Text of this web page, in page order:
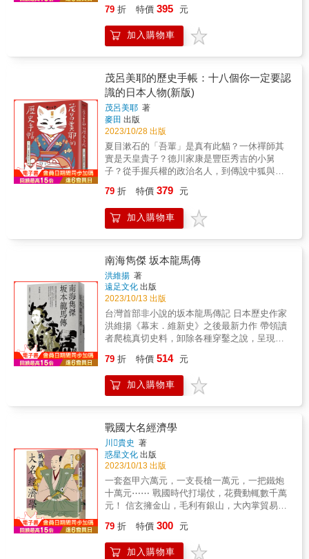
了作為令人畏懼和厭惡的對象，也逐漸成為一
種娛樂的題材。不僅出現在小說、繪卷等媒
介，近代的報章雜誌也時常刊登與鬼有關的新
的心態看待鬼怪。 & 鬼怪史相當有趣，作者期
許，藉由觀察這些黑歷史，可以從中學到教
訓，並化為未來的成長。 & 好評推薦 & 歷史作
家｜謝金魚 龍貓大王通信 就算知道了也對人生
沒有幫助的日本小知識 版主｜梅用知世 （依
來函為序） &
解，體會這個激烈的時代。
香港什麼啟示？ 以日本戰後的民主化運動、六
○年代安保鬥爭、學生運動、反戰運動，即所謂
的「新左運動」為中心，總覽五○到七○年代的
式」的思想軌跡出發，試圖探索「公民力量」
的泉源究竟是什麼。 台灣太陽花運動蜂起以
後，日本的台灣研究學界開始重新關注社會運
動的力量，曾經特地邀請台灣中研院社會所的
吳介民和林宗弘，前往發表與太陽花運動及中
國因素相關的論文。日本的台灣研究權威若林
正丈曾說，太陽花運動是一場很「幸運」的運
動。究竟，在這些曾經經歷安保鬥爭年代的學
者眼中，太陽花何以「幸運」？而日本歷史上
最大的一波學生運動又何以「不幸」？現今日
記憶，又在日本人的心中留下了什麼？對台灣
而言，日本這場「不幸」的學生運動，以及日
本現今普遍去政治化的消費社會，對台灣而言
惕。 *** 本書中文版第一次出版是在台灣社會經
歷了太陽花洗禮之後的2018年，一年後香港便
爆發了規模一次比一次大、最高達到兩百萬人
上街頭爭取民主的反送中運動。雖然民主派在
2019年年底的區議會選舉大獲全勝，但隨即而
來的COVID-19疫情使得上街變得困難，港版國
安法的通過更形同一道緊箍咒，導致許多參與
中共當局更是直接沒收2020年的香港立法會選
舉。到了2024年3月23日，針對基本法第23條
立法的《維護國家安全條例》正式刊憲生效。
往後港府與中央除了可以援引《國安法》規範
外，更可以利用《維護國家安全條例》所規定
的「叛國、叛亂，煽動叛亂、竊取國家機密，
間諜行為、破壞活動及境外干預」等罪名處以
最高終身監禁的處罰。 本書的第二次出版既是
回顧過去也是展望未來。 在台灣以民主程序重
新選出新任總統的2024年，有必要回顧十年前
太陽花運動如何以違法的佔領行動迫使國會擱
置飽受爭議的服貿協議，也有必要回顧同一年
稍晚的「用愛與和平佔領中環」為何會失敗，
港警察對抗的反送中運動為何會失敗。一個試
79 折 特價 395 元
加入購物車
茂呂美耶的歷史手帳：十八個你一定要認
識的日本人物(新版)
茂呂美耶 著
麥田 出版
2023/10/28 出版
夏目漱石的「吾輩」是真有此貓？一休禪師其
實是天皇貴子？德川家康是豐臣秀吉的小舅
子？從手握兵權的政治名人，到傳說中狐與人
本歷史手帳裡！生活軼事，是歷史洪流中的小
亮點歷史的建構，從來就不只是戰爭、殺戮和
侵略，亦是所有人物當下存在的證明；當歷史
初心，橫跨不同領域，聚焦文人、專業人士、
政治名人到異人的故事，走進當代的日常，用
不同視野認識日本文化、歷史與社會演進。精
選日本史上不可不知的經典人物◆活著是為了
體驗苦惱，但我不願意孤單死去太宰治一生中
有數次了結生命的念頭，追求文學成就的不順
遂，最終使他成為藥物中毒患者，此時他遇到
山崎富榮，在痛苦的生活中揮毫寫下《人間失
格》，為何在作品完成後，選擇與山崎富榮投
最後一次相會，你願意為我泡一杯茶嗎？茶道
之祖千利休，奠定了茶道根基，令茶道廣泛普
及至今，但除了茶人的形象，他在當代亦是參
研茶事、品茗的千利休，為何能夠把持大權？
最後又是因為什麼原因，使得豐臣秀吉命令他
切腹自殺？◆貞子飛到美國繼續作祟，長南年
惠留下勝訴紀錄爬出電視的貞子曾經是多少人
童年的夢魘，其母親一角的原型人物就是御船
千鶴子，她具有透視人體的能力，卻因輿論的
中傷與毀謗而自殺；反之身為女巫的長南年惠
錄了八項常人難及現象？◆幕前幕後均是一流
導演，大動干戈硬要尋找愛貓做為日本第一個
統一天下的人，豐臣秀吉的威嚴不在話下，但
79 折 特價 379 元
加入購物車
南海雋傑 坂本龍馬傳
洪維揚 著
遠足文化 出版
2023/10/13 出版
台灣首部非小說的坂本龍馬傳記 日本歷史作家
洪維揚《幕末．維新史》之後最新力作 帶領讀
者爬梳真切史料，卸除各種穿鑿之說，呈現真
推波助瀾之下，坂本龍馬堪稱日本近代史上最
具知名度的人物之一。說起維新，坂本龍馬在
台灣也是最常被提及的人物，薩長同盟、龜山
響亮，經常出現在流行文化之中，真實的龍馬
反而因為這些傳述與宣揚，身影逐漸模糊甚而
失真。 此外，不少關於龍馬的創作都已有些時
日，譬如司馬遼太郎的《龍馬行》發行超過六
十年，近數十年來關於幕末與龍馬的史料與研
究陸續推新，某些關於龍馬傳述許久的說法，
亟待讀者重新認識，像是薩長同盟真為龍馬一
人所力促而成？船中八策真的存在？ 本書作者
透過龍馬留下的書信、前人的考證成果，以及
記。或許，真實的龍馬少了那些戲劇性增添的
79 折 特價 514 元
加入購物車
戰國大名經濟學
川貴史 著
惑星文化 出版
2023/10/13 出版
一套盔甲六萬元，一支長槍一萬元，一把鐵炮
十萬元⋯⋯ 戰國時代打場仗，花費動輒數千萬
元！ 信玄擁金山，毛利有銀山，大內掌貿易，
是： 錢！錢！錢！ & 戰國時代正如其名，整個
日本陷入了戰亂之中。然而，戰爭並不僅僅是
個體的武力優勢能夠帶來勝利。最重要的是金
79 折 特價 300 元
加入購物車